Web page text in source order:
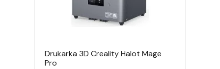
Drukarka 3D Creality Halot Mage
Pro